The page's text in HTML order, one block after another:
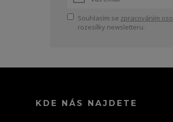
Souhlasím se zpracováním
rozesílky newsletteru.
KDE NÁS NAJDETE